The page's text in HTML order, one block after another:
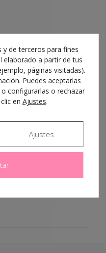
de terceros para fines
elaborado a partir de tus
páginas visitadas).
Puedes aceptarlas
configurarlas o rechazar
en Ajustes.
Ajustes